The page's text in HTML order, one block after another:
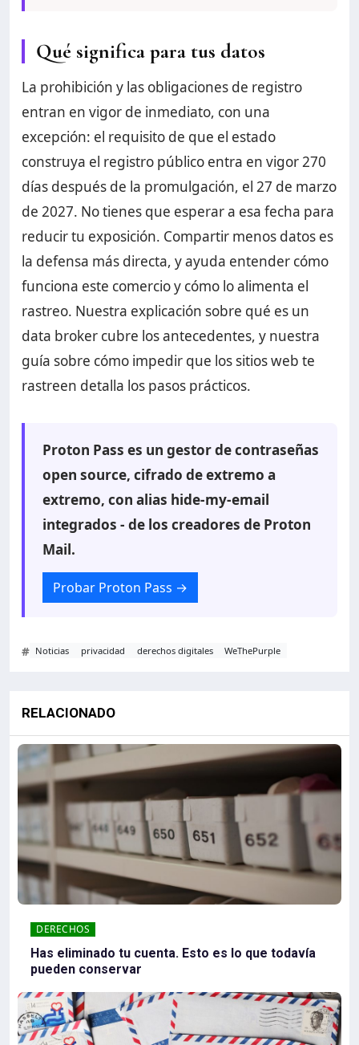
Qué significa para tus datos
La prohibición y las obligaciones de registro
entran en vigor de inmediato, con una
excepción: el requisito de que el estado
construya el registro público entra en vigor 270
días después de la promulgación, el 27 de marzo
de 2027. No tienes que esperar a esa fecha para
reducir tu exposición. Compartir menos datos es
la defensa más directa, y ayuda entender cómo
funciona este comercio y cómo lo alimenta el
rastreo. Nuestra explicación sobre qué es un
data broker cubre los antecedentes, y nuestra
guía sobre cómo impedir que los sitios web te
rastreen detalla los pasos prácticos.
Proton Pass es un gestor de contraseñas
open source, cifrado de extremo a
extremo, con alias hide-my-email
integrados - de los creadores de Proton
Mail.
Probar Proton Pass →
# Noticias privacidad derechos digitales WeThePurple
RELACIONADO
DERECHOS
Has eliminado tu cuenta. Esto es lo que todavía
pueden conservar